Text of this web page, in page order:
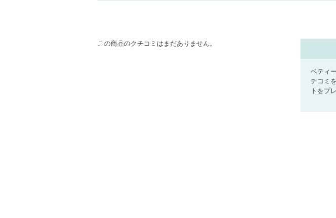
この商品のクチコミはまだありません。
ベティ
チコミ
トをプ